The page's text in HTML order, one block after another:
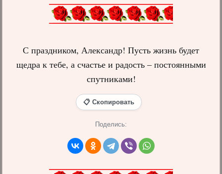
С праздником, Александр! Пусть жизнь будет
щедра к тебе, а счастье и радость – постоянными
спутниками!
📋 Скопировать
Поделись: